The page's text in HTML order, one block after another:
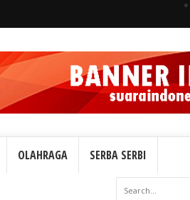
OLAHRAGA SERBA SERBI